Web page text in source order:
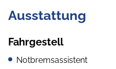
Ausstattung
Fahrgestell
Notbremsassistent